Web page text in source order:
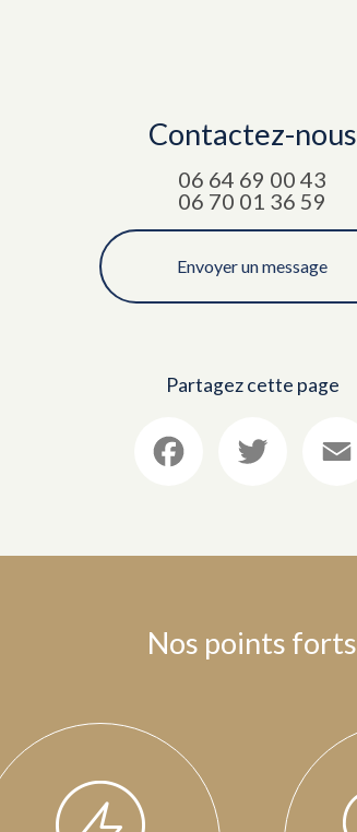
Contactez-nous
06 64 69 00 43
06 70 01 36 59
Envoyer un message
Partagez cette page
Nos points forts